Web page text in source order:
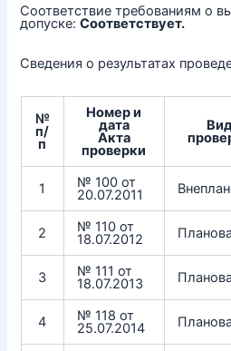
Соответствие требованиям о
допуске:Соответствует.
Сведения о результатах
№
п/
п
Номер и
дата
Акта
проверки
1 № 100 от
20.07.2011
2 № 110 от
18.07.2012
3 № 111 от
18.07.2013
4 № 118 от
25.07.2014